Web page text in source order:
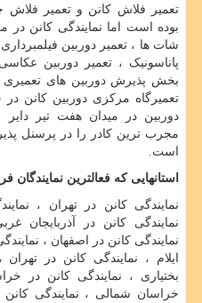
تعمیر فلاش کانن و تعمیر فلاش
بوده است اما نمایندگی کانن در
شات ها ، تعمیر دوربین
پاناسونیک ، تعمیر دوربین
بخش پذیرش دوربین های تعمیری
تعمیرگاه مرکزی دوربین کانن
دوربین در میدان هفت تیر دایر
مجرب ترین کادر را در پرسنل
است.
استانهایی که فعالترین نمایندگان
نمایندگی کانن در تهران ،
نمایندگی کانن در آذربایجان
نمایندگی کانن در اصفهان ،
ایلام ، نمایندگی کانن در
بختیاری ، نمایندگی کانن در
خراسان شمالی ، نمایندگی کانن